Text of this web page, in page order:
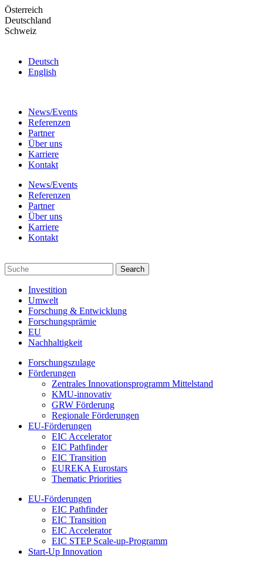
Skip
to
the
Österreich
Deutschland
Schweiz
Deutsch
English
News/Events
Referenzen
Partner
Über uns
Karriere
Kontakt
News/Events
Referenzen
Partner
Über uns
Karriere
Kontakt
Investition
Umwelt
Forschung & Entwicklung
Forschungsprämie
EU
Nachhaltigkeit
Forschungszulage
Förderungen
Zentrales Innovationsprogramm Mittelstand
KMU-innovativ
GRW Förderung
Regionale Förderungen
EU-Förderungen
EIC Accelerator
EIC Pathfinder
EIC Transition
EUREKA Eurostars
Thematic Priorities
EU-Förderungen
EIC Pathfinder
EIC Transition
EIC Accelerator
EIC STEP Scale-up-Programm
Start-Up Innovation